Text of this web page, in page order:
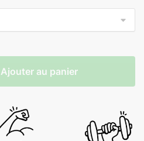
Ajouter au panier